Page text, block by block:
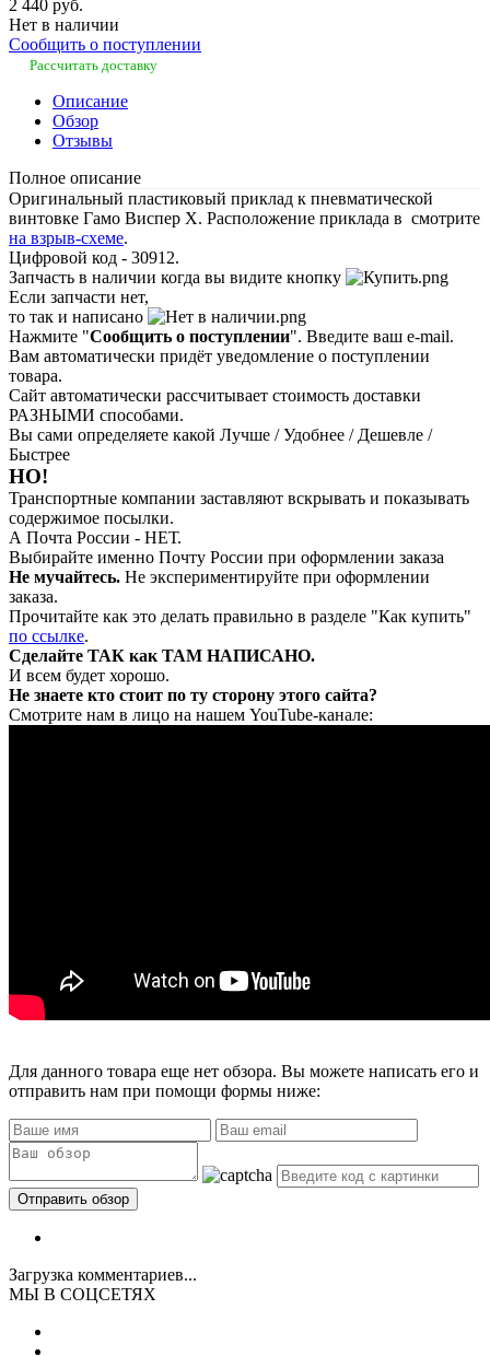
2 440 руб.
Нет в наличии
Сообщить о поступлении
Рассчитать доставку
Описание
Обзор
Отзывы
Полное описание
Оригинальный пластиковый приклад к пневматической
винтовке Гамо Виспер Х. Расположение приклада в смотрите
на взрыв-схеме.
Цифровой код - 30912.
Запчасть в наличии когда вы видите кнопку
Если запчасти нет,
то так и написано
Нажмите "Сообщить о поступлении". Введите ваш e-mail.
Вам автоматически придёт уведомление о поступлении
товара.
Сайт автоматически рассчитывает стоимость доставки
РАЗНЫМИ способами.
Вы сами определяете какой Лучше / Удобнее / Дешевле /
Быстрее
НО!
Транспортные компании заставляют вскрывать и показывать
содержимое посылки.
А Почта России - НЕТ.
Выбирайте именно Почту России при оформлении заказа
Не мучайтесь. Не экспериментируйте при оформлении
заказа.
Прочитайте как это делать правильно в разделе "Как купить"
по ссылке.
Сделайте ТАК как ТАМ НАПИСАНО.
И всем будет хорошо.
Не знаете кто стоит по ту сторону этого сайта?
Смотрите нам в лицо на нашем YouTube-канале:
Для данного товара еще нет обзора. Вы можете написать его и
отправить нам при помощи формы ниже:
Загрузка комментариев...
МЫ В СОЦСЕТЯХ